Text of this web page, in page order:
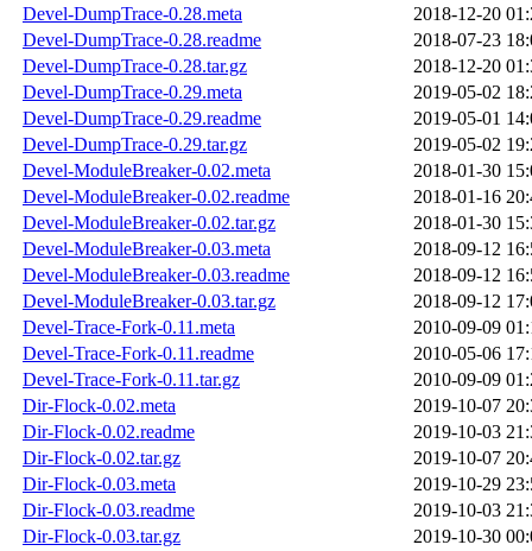
Devel-DumpTrace-0.28.meta
2018-12-20
Devel-DumpTrace-0.28.readme
2018-07-23
Devel-DumpTrace-0.28.tar.gz
2018-12-20
Devel-DumpTrace-0.29.meta
2019-05-02
Devel-DumpTrace-0.29.readme
2019-05-01
Devel-DumpTrace-0.29.tar.gz
2019-05-02
Devel-ModuleBreaker-0.02.meta
2018-01-30
Devel-ModuleBreaker-0.02.readme
2018-01-16
Devel-ModuleBreaker-0.02.tar.gz
2018-01-30
Devel-ModuleBreaker-0.03.meta
2018-09-12
Devel-ModuleBreaker-0.03.readme
2018-09-12
Devel-ModuleBreaker-0.03.tar.gz
2018-09-12
Devel-Trace-Fork-0.11.meta
2010-09-09
Devel-Trace-Fork-0.11.readme
2010-05-06
Devel-Trace-Fork-0.11.tar.gz
2010-09-09
Dir-Flock-0.02.meta
2019-10-07
Dir-Flock-0.02.readme
2019-10-03
Dir-Flock-0.02.tar.gz
2019-10-07
Dir-Flock-0.03.meta
2019-10-29
Dir-Flock-0.03.readme
2019-10-03
Dir-Flock-0.03.tar.gz
2019-10-30